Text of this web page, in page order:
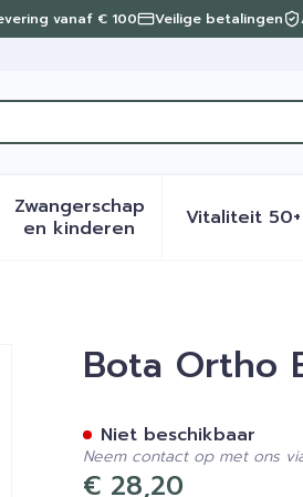
vanaf € 100 Veilige betalingen
verzorging en hygiëne
voor Dieet, voeding en
Zwangerschap
en kinderenToon submenu voor
Vitaliteit 50+
Toon
N1Bota Ortho
€ 28,20
Niet beschikbaar
Neem contact op met ons